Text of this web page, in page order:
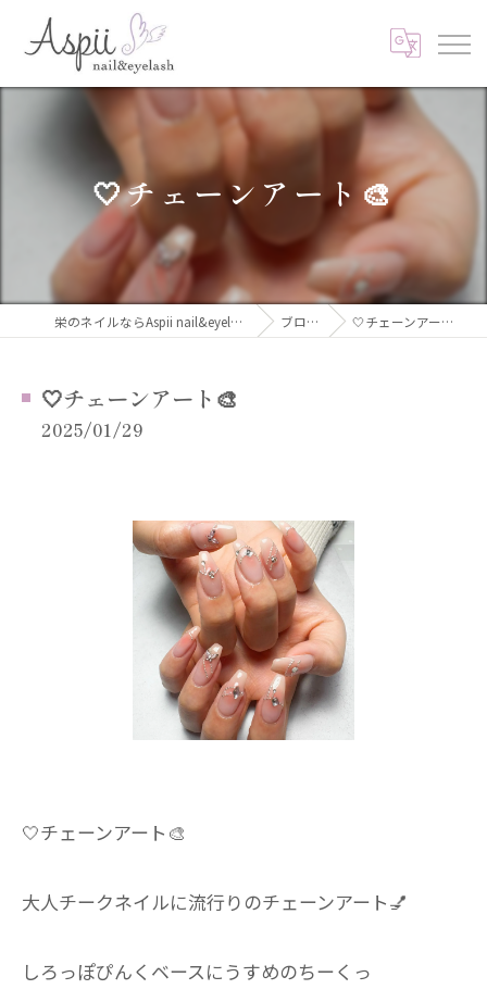
🤍チェーンアート🎨
栄のネイルならAspii nail&eyelash ブログ 🤍チェーンアート🎨
🤍チェーンアート🎨
2025/01/29
🤍チェーンアート🎨
大人チークネイルに流行りのチェーンアート💅
しろっぽぴんくベースにうすめのちーくっ